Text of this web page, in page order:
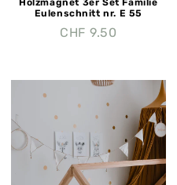
Holzmagnet 3er Set Familie
Eulenschnitt nr. E 55
CHF 9.50